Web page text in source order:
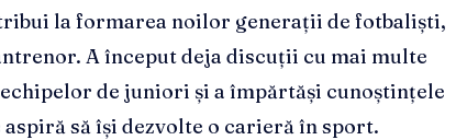
la formarea noilor generații de fotbaliști,
A început deja discuții cu mai multe
de juniori și a împărtăși cunoștințele
să își dezvolte o carieră în sport.